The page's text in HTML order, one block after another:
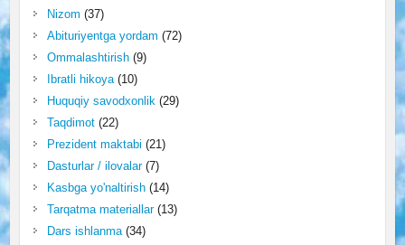
Nizom (37)
Abituriyentga yordam (72)
Ommalashtirish(9)
Ibratli hikoya(10)
Huquqiy savodxonlik(29)
Taqdimot(22)
Prezident maktabi (21)
Dasturlar / ilovalar(7)
Kasbga yo'naltirish(14)
Tarqatma materiallar(13)
Dars ishlanma(34)